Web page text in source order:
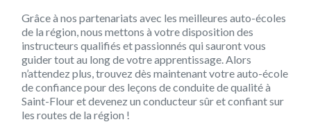
Grâce à nos partenariats avec les meilleures auto-écoles
de la région, nous mettons à votre disposition des
instructeurs qualifiés et passionnés qui sauront vous
guider tout au long de votre apprentissage. Alors
n’attendez plus, trouvez dès maintenant votre auto-école
de confiance pour des leçons de conduite de qualité à
Saint-Flour et devenez un conducteur sûr et confiant sur
les routes de la région !